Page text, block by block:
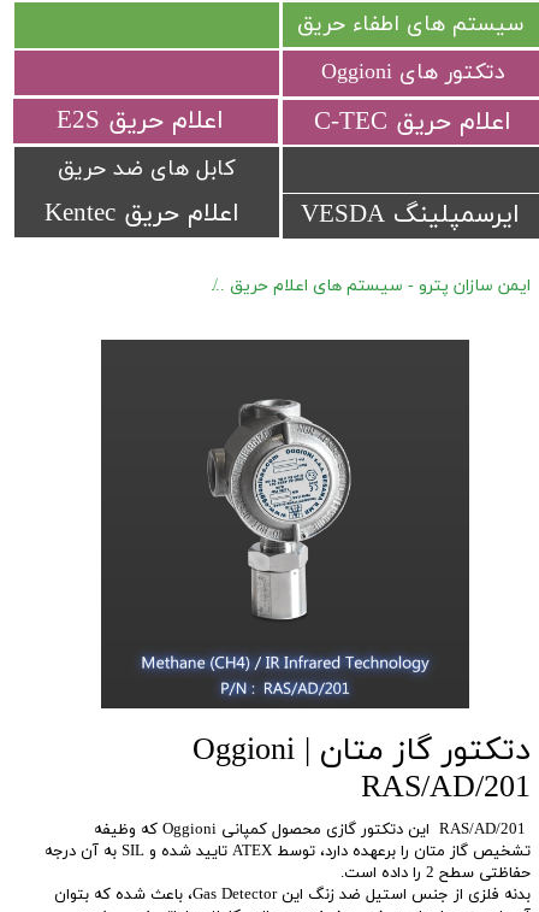
اعلام حریق Kentec
​اعلام حریق C-TEC​​​​​​​ ​اعلام حریق E2S
ایرسمپلینگ VESDA
سیستم های اطفاء حریق
کابل های ضد حریق
دتکتور های Oggioni
ایمن سازان پترو - سیستم های اعلام حریق
دتکتور گاز متان Oggioni |
RAS/AD/201
RAS/AD/201 این دتکتور گازی محصول کمپانی Oggioni که وظیفه
تشخیص گاز متان را برعهده دارد، توسط ATEX تایید شده و SIL به آن درجه
حفاظتی سطح 2 را داده است.
بدنه فلزی از جنس استیل ضد زنگ این Gas Detector، باعث شده که بتوان